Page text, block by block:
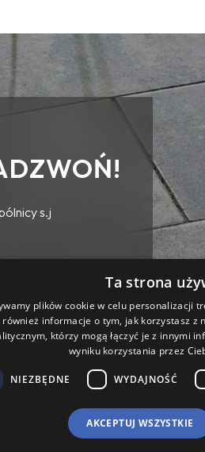
s.j
Ta strona
plików cookie w celu personalizacji
również informacje o tym, jak korzystasz z
którzy mogą łączyć je z innymi
wyniku korzystania przez
NIEZBĘDNE WYDAJNOŚĆ
AKCEPTUJ WSZYSTKIE